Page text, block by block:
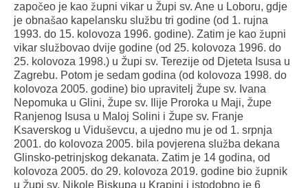
započeo je kao župni vikar u Župi sv. Ane u Loboru, gdje
je obnašao kapelansku službu tri godine (od 1. rujna
1993. do 15. kolovoza 1996. godine). Zatim je kao župni
vikar službovao dvije godine (od 25. kolovoza 1996. do
25. kolovoza 1998.) u Župi sv. Terezije od Djeteta Isusa u
Zagrebu. Potom je sedam godina (od kolovoza 1998. do
kolovoza 2005. godine) bio upravitelj Župe sv. Ivana
Nepomuka u Glini, Župe sv. Ilije Proroka u Maji, Župe
Ranjenog Isusa u Maloj Solini i Župe sv. Franje
Ksaverskog u Viduševcu, a ujedno mu je od 1. srpnja
2001. do kolovoza 2005. bila povjerena služba dekana
Glinsko-petrinjskog dekanata. Zatim je 14 godina, od
kolovoza 2005. do 29. kolovoza 2019. godine bio župnik
u Župi sv. Nikole Biskupa u Krapini i istodobno je 6